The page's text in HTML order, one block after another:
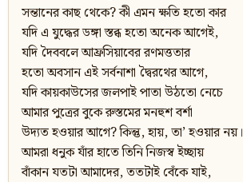
সন্তানের কাছ থেকে? কী এমন ক্ষতি হতো কার
যদি এ যুদ্ধের ডঙ্গা স্তব্ধ হতো অনেক আগেই,
যদি দৈববলে আফ্রসিয়াবের রণমত্ততার
হতো অবসান এই সর্বনাশা দ্বৈরথের আগে,
যদি কায়কাউসের জলপাই পাতা উঠতো নেচে
আমার পুত্রের বুকে রুস্তমের মনহুশ বর্শা
উদ্যত হওয়ার আগে? কিন্তু, হায়, তা’ হওয়ার নয়।
আমরা ধনুক যাঁর হাতে তিনি নিজস্ব ইচ্ছায়
বাঁকান যতটা আমাদের, ততটাই বেঁকে যাই,